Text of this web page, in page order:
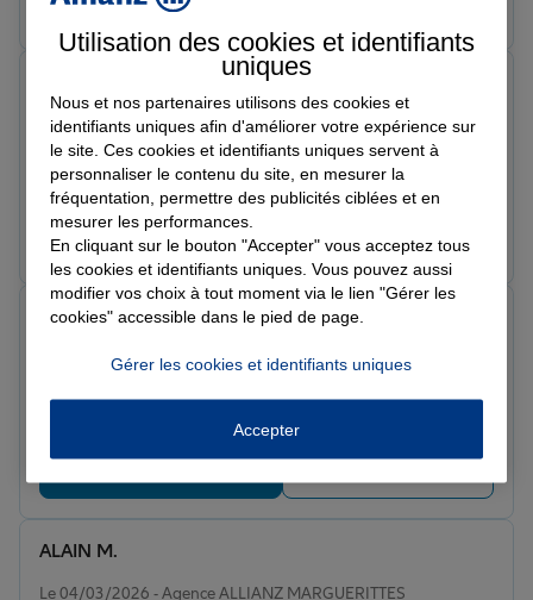
Note de 5 sur 5
Le 26/06/2026 - Agence ALLIANZ MARGUERITTES
Je suis très satisfaite de mon nouvel assureur Allianz et
aussi des prix qui me satisfont. J'en ai profité pour
faire le PRO et le PERSO . Tous les contrats assurances
et je vais aussi faire l'épargne retraite. Merci Julien
Varas pour votre professionnalisme et votre
adaptation.
Prendre un RDV Voir l'agence
Le 02/06/2026 - Agence ALLIANZ MARGUERITTES
veronique e.
Le 04/03/2026 - Agence ALLIANZ MARGUERITTES
ALAIN M.
Utilisation des cookies et identifiants
uniques
Nous et nos partenaires utilisons des cookies et
identifiants uniques afin d'améliorer votre expérience sur
le site. Ces cookies et identifiants uniques servent à
personnaliser le contenu du site, en mesurer la
fréquentation, permettre des publicités ciblées et en
mesurer les performances.
En cliquant sur le bouton "Accepter" vous acceptez tous
les cookies et identifiants uniques. Vous pouvez aussi
modifier vos choix à tout moment via le lien "Gérer les
cookies" accessible dans le pied de page.
Gérer les cookies et identifiants uniques
Accepter